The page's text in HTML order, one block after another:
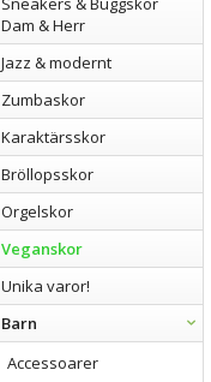
Dam & Herr
Jazz & modernt
Zumbaskor
Karaktärsskor
Bröllopsskor
Orgelskor
Veganskor
Unika varor!
Barn
Accessoarer